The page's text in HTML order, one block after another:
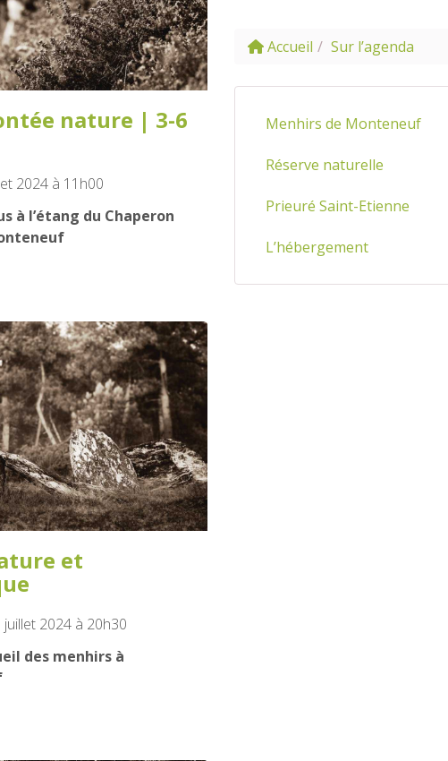
nature | 3-6
2024 à 11h00
à l’étang du Chaperon
et
2024 à 20h30
des menhirs à
Accueil Sur l’agenda
Menhirs de Monteneuf
Réserve naturelle
Prieuré Saint-Etienne
L’hébergement